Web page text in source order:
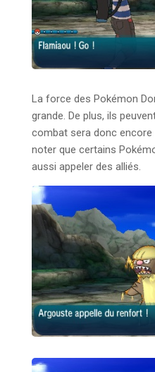
La force des Pokémon
grande. De plus, ils
combat sera donc
noter que certains
aussi appeler des alliés.